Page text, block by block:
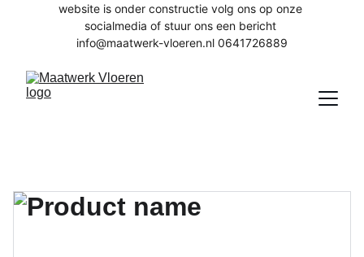
website is onder constructie volg ons op onze
socialmedia of stuur ons een bericht
info@maatwerk-vloeren.nl 0641726889